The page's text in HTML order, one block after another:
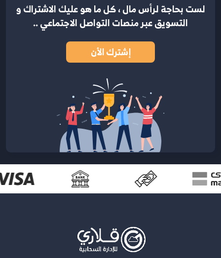
لست بحاجة لرأس مال ، كل ما هو عليك الاشتراكو
التسويق عبر منصات التواصل الاجتماعي ..
إشترك الأن